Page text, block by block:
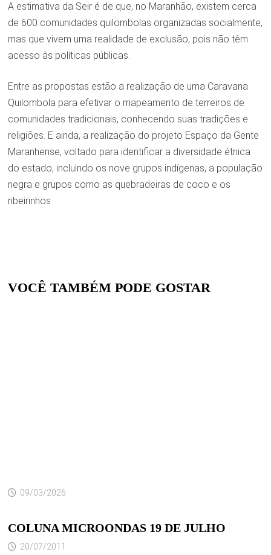
A estimativa da Seir é de que, no Maranhão, existem cerca
de 600 comunidades quilombolas organizadas socialmente,
mas que vivem uma realidade de exclusão, pois não têm
acesso às políticas públicas.
Entre as propostas estão a realização de uma Caravana
Quilombola para efetivar o mapeamento de terreiros de
comunidades tradicionais, conhecendo suas tradições e
religiões. E ainda, a realização do projeto Espaço da Gente
Maranhense, voltado para identificar a diversidade étnica
do estado, incluindo os nove grupos indígenas, a população
negra e grupos como as quebradeiras de coco e os
ribeirinhos
VOCÊ TAMBÉM PODE GOSTAR
09/03/2026
COLUNA MICROONDAS 19 DE JULHO
20/07/2011